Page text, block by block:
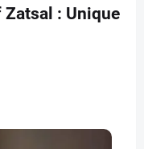
Zatsal : Unique